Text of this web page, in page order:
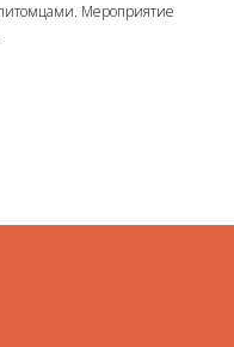
Мероприятие